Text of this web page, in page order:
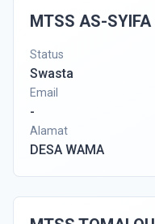
MTSS AS-SYIFA
Status
Swasta
Email
-
Alamat
DESA WAMA